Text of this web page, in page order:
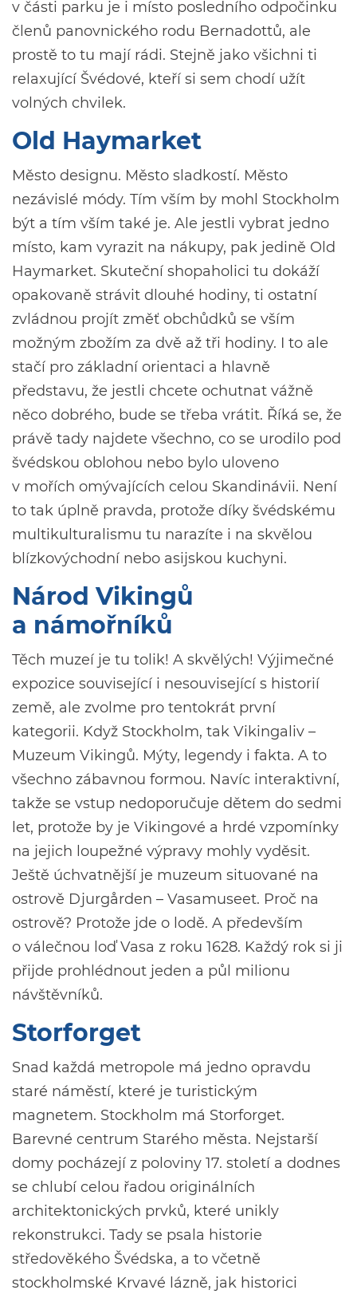
v části parku je i místo posledního odpočinku
členů panovnického rodu Bernadottů, ale
prostě to tu mají rádi. Stejně jako všichni ti
relaxující Švédové, kteří si sem chodí užít
volných chvilek.
Old Haymarket
Město designu. Město sladkostí. Město
nezávislé módy. Tím vším by mohl Stockholm
být a tím vším také je. Ale jestli vybrat jedno
místo, kam vyrazit na nákupy, pak jedině Old
Haymarket. Skuteční shopaholici tu dokáží
opakovaně strávit dlouhé hodiny, ti ostatní
zvládnou projít změť obchůdků se vším
možným zbožím za dvě až tři hodiny. I to ale
stačí pro základní orientaci a hlavně
představu, že jestli chcete ochutnat vážně
něco dobrého, bude se třeba vrátit. Říká se, že
právě tady najdete všechno, co se urodilo pod
švédskou oblohou nebo bylo uloveno
v mořích omývajících celou Skandinávii. Není
to tak úplně pravda, protože díky švédskému
multikulturalismu tu narazíte i na skvělou
blízkovýchodní nebo asijskou kuchyni.
Národ Vikingů
a námořníků
Těch muzeí je tu tolik! A skvělých! Výjimečné
expozice související i nesouvisející s historií
země, ale zvolme pro tentokrát první
kategorii. Když Stockholm, tak Vikingaliv –
Muzeum Vikingů. Mýty, legendy i fakta. A to
všechno zábavnou formou. Navíc interaktivní,
takže se vstup nedoporučuje dětem do sedmi
let, protože by je Vikingové a hrdé vzpomínky
na jejich loupežné výpravy mohly vyděsit.
Ještě úchvatnější je muzeum situované na
ostrově Djurgården – Vasamuseet. Proč na
ostrově? Protože jde o lodě. A především
o válečnou loď Vasa z roku 1628. Každý rok si ji
přijde prohlédnout jeden a půl milionu
návštěvníků.
Storforget
Snad každá metropole má jedno opravdu
staré náměstí, které je turistickým
magnetem. Stockholm má Storforget.
Barevné centrum Starého města. Nejstarší
domy pocházejí z poloviny 17. století a dodnes
se chlubí celou řadou originálních
architektonických prvků, které unikly
rekonstrukci. Tady se psala historie
středověkého Švédska, a to včetně
stockholmské Krvavé lázně, jak historici